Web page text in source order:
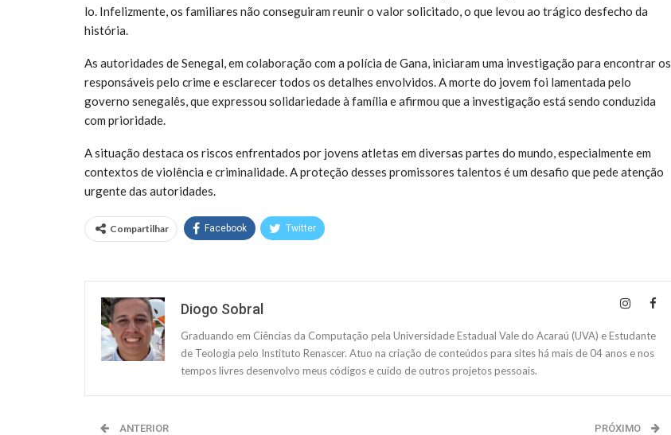
lo. Infelizmente, os familiares não conseguiram reunir o valor solicitado, o que levou ao trágico desfecho da
história.
As autoridades de Senegal, em colaboração com a polícia de Gana, iniciaram uma investigação para encontrar os
responsáveis pelo crime e esclarecer todos os detalhes envolvidos. A morte do jovem foi lamentada pelo
governo senegalês, que expressou solidariedade à família e afirmou que a investigação está sendo conduzida
com prioridade.
A situação destaca os riscos enfrentados por jovens atletas em diversas partes do mundo, especialmente em
contextos de violência e criminalidade. A proteção desses promissores talentos é um desafio que pede atenção
urgente das autoridades.
Compartilhar Facebook Twitter
Diogo Sobral
Graduando em Ciências da Computação pela Universidade Estadual Vale do Acaraú (UVA) e Estudante
de Teologia pelo Instituto Renascer. Atuo na criação de conteúdos para sites há mais de 04 anos e nos
tempos livres desenvolvo meus códigos e cuido de outros projetos pessoais.
ANTERIOR PRÓXIMO